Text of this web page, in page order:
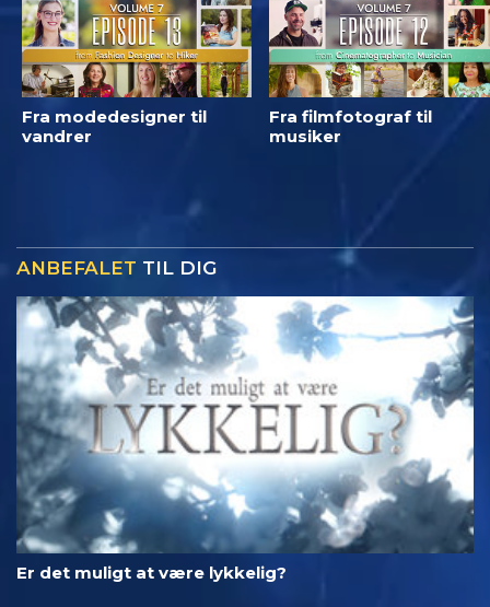
Fra modedesigner til
vandrer
Fra filmfotograf til
musiker
ANBEFALET TIL DIG
Er det muligt at være lykkelig?